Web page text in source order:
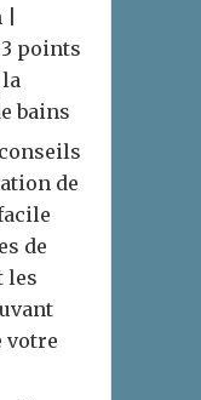
3 points
bains
de
de
les
votre